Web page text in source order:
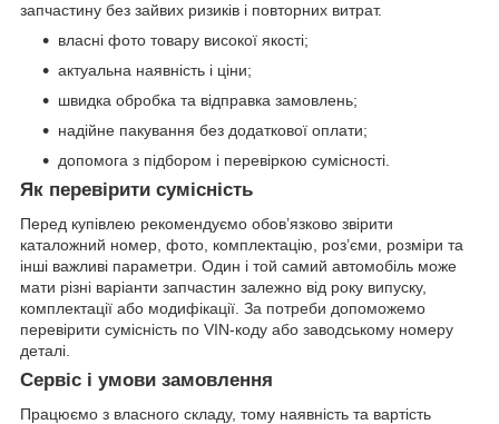
запчастину без зайвих ризиків і повторних витрат.
власні фото товару високої якості;
актуальна наявність і ціни;
швидка обробка та відправка замовлень;
надійне пакування без додаткової оплати;
допомога з підбором і перевіркою сумісності.
Як перевірити сумісність
Перед купівлею рекомендуємо обов’язково звірити
каталожний номер, фото, комплектацію, роз’єми, розміри та
інші важливі параметри. Один і той самий автомобіль може
мати різні варіанти запчастин залежно від року випуску,
комплектації або модифікації. За потреби допоможемо
перевірити сумісність по VIN-коду або заводському номеру
деталі.
Сервіс і умови замовлення
Працюємо з власного складу, тому наявність та вартість